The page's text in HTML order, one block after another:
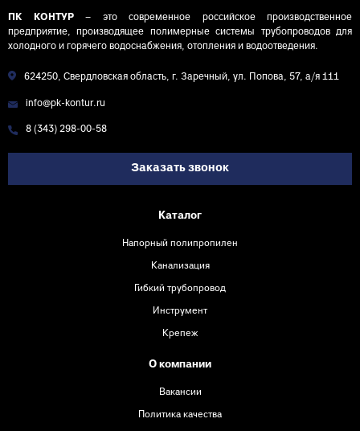
ПК КОНТУР– это современное российское производственное
предприятие, производящее полимерные системы трубопроводов для
холодного и горячего водоснабжения, отопления и водоотведения.
624250, Свердловская область, г. Заречный, ул. Попова, 57, а/я 111
info@pk-kontur.ru
8 (343) 298-00-58
Заказать звонок
Каталог
Напорный полипропилен
Канализация
Гибкий трубопровод
Инструмент
Крепеж
О компании
Вакансии
Политика качества